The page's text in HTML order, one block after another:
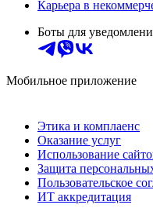
Карьера в
Боты для
Мобильное приложение
Этика и комплаенс
Оказание услуг
Использование
Защита
Пользовательское
ИТ аккредитация